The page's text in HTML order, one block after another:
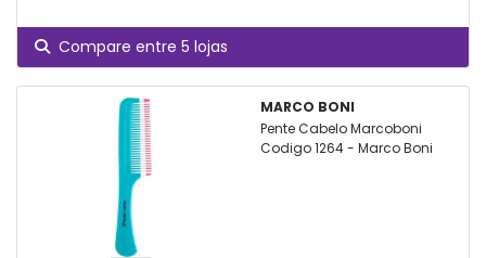
Compare entre 5 lojas
MARCO BONI
Pente Cabelo Marcoboni
Codigo 1264 - Marco Boni